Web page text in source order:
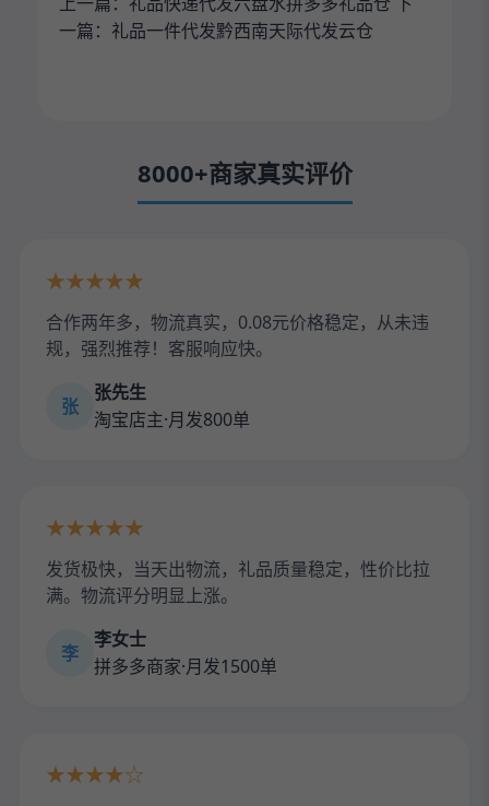
一篇： 礼品一件代发黔西南天际代发云仓
8000+商家真实评价
★★★★★
合作两年多，物流真实，0.08元价格稳定，从未违
规，强烈推荐！客服响应快。
张
张先生
淘宝店主·月发800单
★★★★★
发货极快，当天出物流，礼品质量稳定，性价比拉
满。物流评分明显上涨。
李
李女士
拼多多商家·月发1500单
★★★★☆